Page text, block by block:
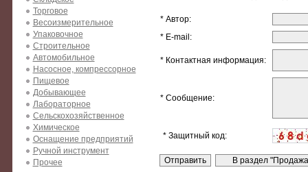
Торговое
Весоизмерительное
Упаковочное
Строительное
Автомобильное
Насосное, компрессорное
Пищевое
Добывающее
Лабораторное
Сельскохозяйственное
Химическое
Оснащение предприятий
Ручной инструмент
Прочее
* Автор:
* E-mail:
* Контактная информация:
* Сообщение:
* Защитный код: